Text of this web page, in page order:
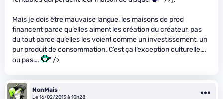
Mais je dois être mauvaise langue, les maisons de prod
financent parce qu’elles aiment les création du créateur, pas
du tout parce qu’elles les voient comme un investissement, un
pur produit de consommation. C’est ça l’exception culturelle….
ou pas….
" />
NonMais
Le 16/02/2015 à 10h28